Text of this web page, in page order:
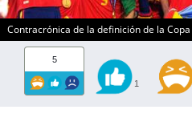
Contracrónica de la definición de la
5
1